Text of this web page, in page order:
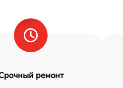
ремонт